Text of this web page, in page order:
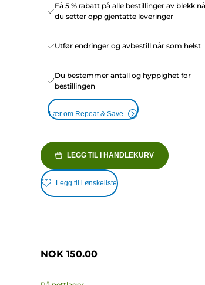
Få 5 % rabatt på alle bestillinger av blekk
du setter opp gjentatte leveringer
Utfør endringer og avbestill når som helst
Du bestemmer antall og hyppighet for
bestillingen
Lær om Repeat & Save
LEGG TIL I HANDLEKURV
Legg til i ønskeliste
NOK 150.00